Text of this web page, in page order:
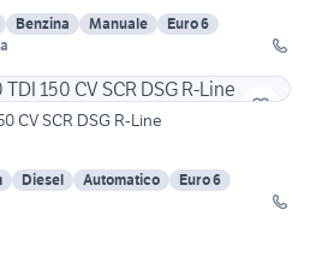
Benzina Manuale
Euro 6
CV SCR DSG R-Line
Diesel Automatico
Euro 6